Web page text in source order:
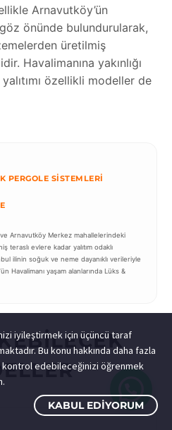
Arnavutköy’ün
önünde bulundurularak,
üretilmiş
Havalimanına yakınlığı
özellikli modeller de
PERGOLE SISTEMLERI
Arnavutköy Merkez mahallelerindeki
teraslı evlere kadar yalıtım odaklı
ilinin soğuk ve neme dayanıklı verileriyle
Havalimanı yaşam alanlarında Lüks &
iyileştirmek için üçüncü taraf
Bu konu hakkında daha fazla
edebileceğinizi öğrenmek
KABUL EDIYORUM